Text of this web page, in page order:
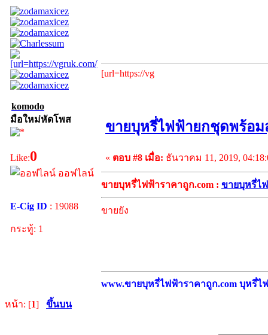
[url=https://vg
komodo
มือใหม่หัดโพส
Like:0
ออฟไลน์
E-Cig ID : 19088
กระทู้: 1
ขายบุหรี่ไฟฟ้ายกชุดพร้อ
« ตอบ #8 เมื่อ: ธันวาคม 11, 2019,
ขายบุหรี่ไฟฟ้าราคาถูก.com : ขายบุหรี่ไ
ขายยัง
www.ขายบุหรี่ไฟฟ้าราคาถูก.com บุหรี่ไ
หน้า: [1] ขึ้นบน